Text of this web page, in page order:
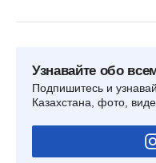
Узнавайте обо
Подпишитесь и
Казахстана, фото,